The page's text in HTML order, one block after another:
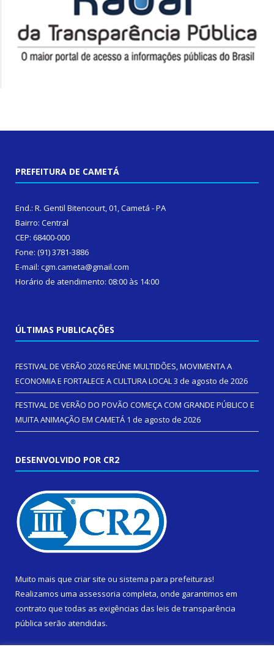
PREFEITURA DE CAMETÁ
End.: R. Gentil Bitencourt, 01, Cametá - PA
Bairro: Central
CEP: 68400-000
Fone: (91) 3781-3886
E-mail: cgm.cameta@gmail.com
Horário de atendimento: 08:00 às 14:00
ÚLTIMAS PUBLICAÇÕES
FESTIVAL DE VERÃO 2026 REÚNE MULTIDÕES, MOVIMENTA A
ECONOMIA E FORTALECE A CULTURA LOCAL3 de agosto de 2026
FESTIVAL DE VERÃO DO POVÃO COMEÇA COM GRANDE PÚBLICO E
MUITA ANIMAÇÃO EM CAMETÁ 1 de agosto de 2026
DESENVOLVIDO POR CR2
Muito mais que criar site ou sistema para prefeituras!
Realizamos uma assessoria completa, onde garantimos em
contrato que todas as exigências das leis de transparência
pública serão atendidas.